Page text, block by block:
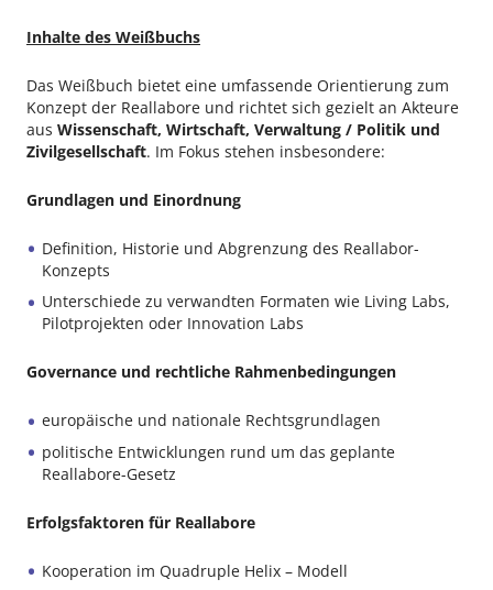
Inhalte des Weißbuchs
Das Weißbuch bietet eine umfassende Orientierung zum
Konzept der Reallabore und richtet sich gezielt an Akteure
aus Wissenschaft, Wirtschaft, Verwaltung / Politik und
Zivilgesellschaft. Im Fokus stehen insbesondere:
Grundlagen und Einordnung
Definition, Historie und Abgrenzung des Reallabor-
Konzepts
Unterschiede zu verwandten Formaten wie Living Labs,
Pilotprojekten oder Innovation Labs
Governance und rechtliche Rahmenbedingungen
europäische und nationale Rechtsgrundlagen
politische Entwicklungen rund um das geplante
Reallabore-Gesetz
Erfolgsfaktoren für Reallabore
Kooperation im Quadruple Helix – Modell